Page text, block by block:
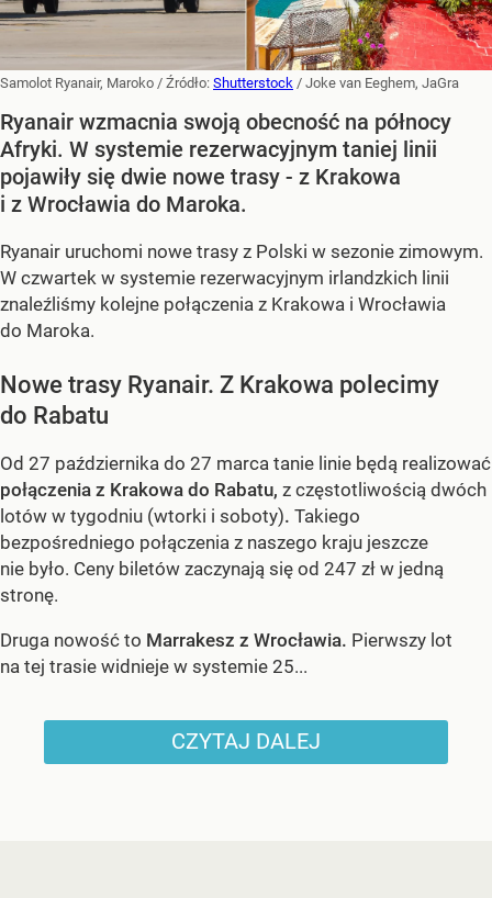
Samolot Ryanair, Maroko / Źródło: Shutterstock / Joke van Eeghem, JaGra
Ryanair wzmacnia swoją obecność na północy
Afryki. W systemie rezerwacyjnym taniej linii
pojawiły się dwie nowe trasy - z Krakowa
i z Wrocławia do Maroka.
Ryanair uruchomi nowe trasy z Polski w sezonie zimowym.
W czwartek w systemie rezerwacyjnym irlandzkich linii
znaleźliśmy kolejne połączenia z Krakowa i Wrocławia
do Maroka.
Nowe trasy Ryanair. Z Krakowa polecimy
do Rabatu
Od 27 października do 27 marca tanie linie będą realizować
połączenia z Krakowa do Rabatu, z częstotliwością dwóch
lotów w tygodniu (wtorki i soboty). Takiego
bezpośredniego połączenia z naszego kraju jeszcze
nie było. Ceny biletów zaczynają się od 247 zł w jedną
stronę.
Druga nowość to Marrakesz z Wrocławia. Pierwszy lot
na tej trasie widnieje w systemie 25...
CZYTAJ DALEJ